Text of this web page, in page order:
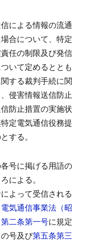
による情報の流通
合について、特定
任の制限及び発信
いて定めるととも
する裁判手続に関
侵害情報送信防止
防止措置の実施状
定電気通信役務提
する。
号に掲げる用語の
による。
よって受信される
電気通信事業法（昭
二条第一号に規定
号及び第五条第三